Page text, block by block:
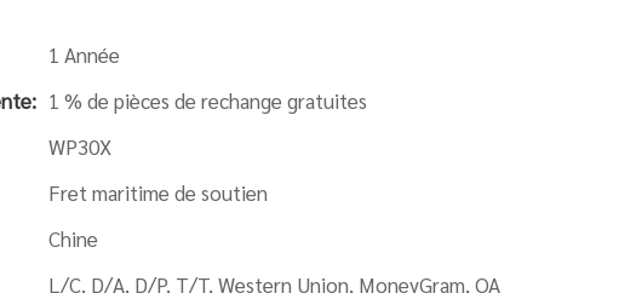
1 Année
1 % de pièces de rechange gratuites
WP30X
Fret maritime de soutien
Chine
L/C, D/A, D/P, T/T, Western Union, MoneyGram, OA